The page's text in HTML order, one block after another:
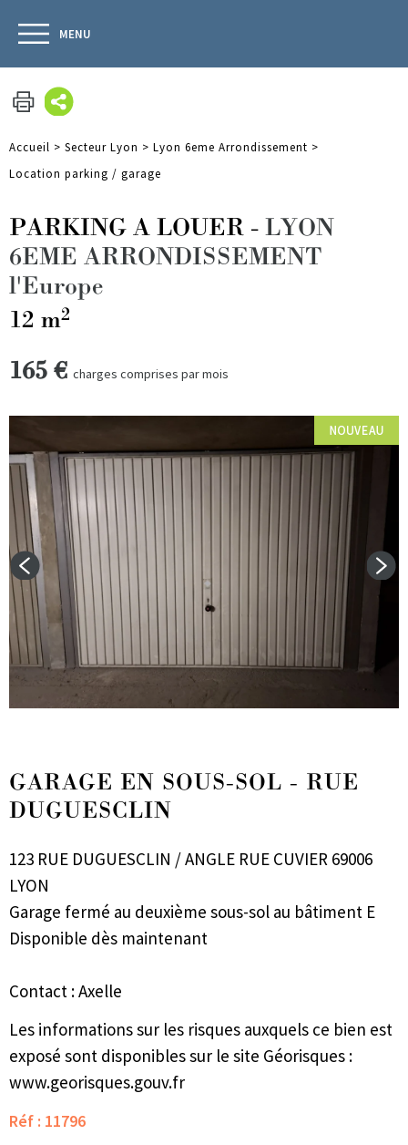
MENU
Accueil > Secteur Lyon > Lyon 6eme Arrondissement >
Location parking / garage
PARKING A LOUER - LYON
6EME ARRONDISSEMENT
l'Europe
12 m2
165 € charges comprises par mois
GARAGE EN SOUS-SOL - RUE
DUGUESCLIN
123 RUE DUGUESCLIN / ANGLE RUE CUVIER 69006
LYON
Garage fermé au deuxième sous-sol au bâtiment E
Disponible dès maintenant
Contact : Axelle
Les informations sur les risques auxquels ce bien est
exposé sont disponibles sur le site Géorisques :
www.georisques.gouv.fr
Réf : 11796